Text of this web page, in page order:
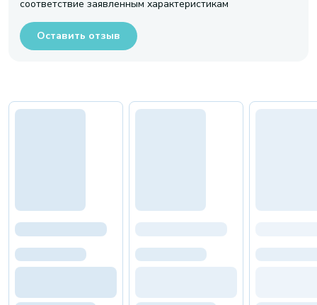
соответствие заявленным характеристикам
Оставить отзыв